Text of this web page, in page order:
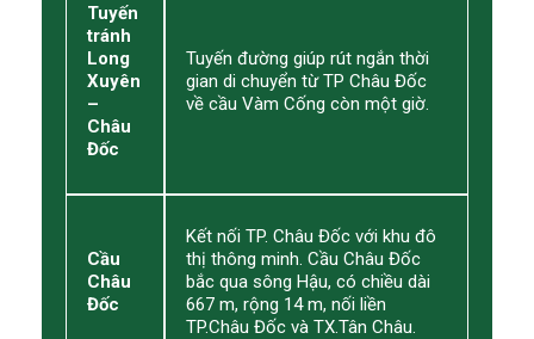
Tuyến
tránh
Long
Xuyên
–
Châu
Đốc
Tuyến đường giúp rút ngắn thời
gian di chuyển từ TP Châu Đốc
về cầu Vàm Cống còn một giờ.
Cầu
Châu
Đốc
Kết nối TP. Châu Đốc với khu đô
thị thông minh. Cầu Châu Đốc
bắc qua sông Hậu, có chiều dài
667 m, rộng 14 m, nối liền
TP.Châu Đốc và TX.Tân Châu.